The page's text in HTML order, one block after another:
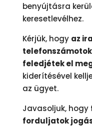
benyújtásra
keresetlevélhez.
Kérjük, hogy az
feledjétek el
kiderítésével
az ügyet.
Javasoljuk, hogy
forduljatok